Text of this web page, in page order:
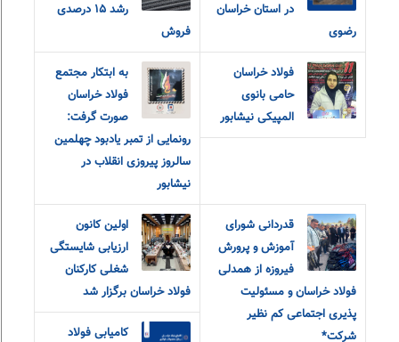
در استان خراسان
رضوی
رشد ۱۵ درصدی
فروش
فولاد خراسان
حامی بانوی
المپیکی نیشابور
به ابتکار مجتمع
فولاد خراسان
صورت گرفت:
رونمایی از تمبر یادبود چهلمین
سالروز پیروزی انقلاب در
نیشابور
قدردانی شورای
آموزش و‌ پرورش
فیروزه از همدلی
فولاد خراسان و مسئولیت
پذیری اجتماعی کم نظیر
شرکت*
اولین کانون
ارزیابی شایستگی
شغلی کارکنان
فولاد خراسان برگزار شد
کامیابی فولاد